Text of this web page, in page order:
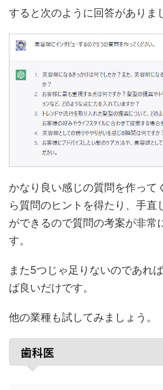
すると次のように回答がありま
かなり良い感じの質問を作って
ら質問のヒントを得たり、手直
ができるので質問の考案が非常
す。
また5つじゃ足りないのであれ
ば良いだけです。
他の業種も試してみましょう。
歯科医